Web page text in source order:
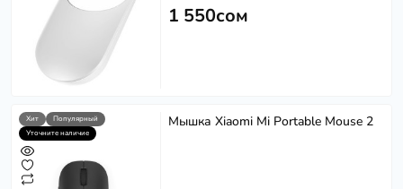
1 550сом
Хит
Популярный
Уточните наличие
Мышка Xiaomi Mi Portable Mouse 2